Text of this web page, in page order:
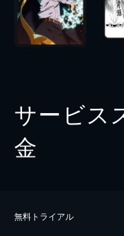
サービス
金
無料トライアル